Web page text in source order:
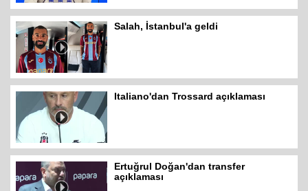
Salah, İstanbul'a geldi
Italiano'dan Trossard açıklaması
Ertuğrul Doğan'dan transfer
açıklaması